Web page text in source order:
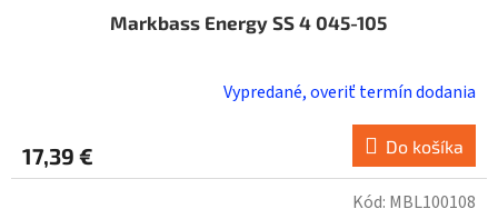
Markbass Energy SS 4 045-105
Vypredané, overiť termín dodania
17,39 € Do košíka
Kód: MBL100108